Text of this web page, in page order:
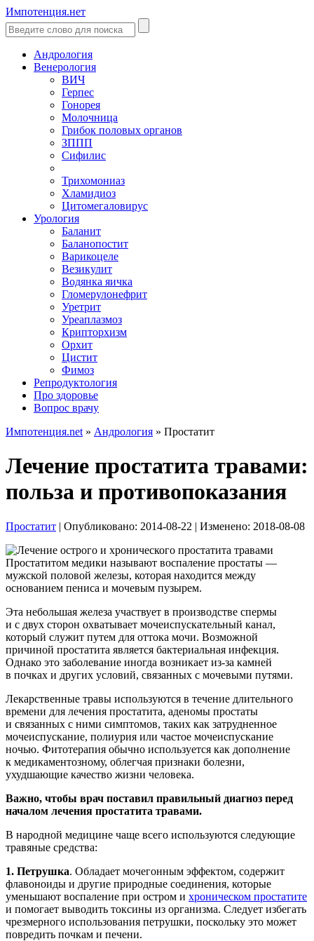
Импотенция.нет
Андрология
Венерология
ВИЧ
Герпес
Гонорея
Молочница
Грибок половых органов
ЗППП
Сифилис
Трихомониаз
Хламидиоз
Цитомегаловирус
Урология
Баланит
Баланопостит
Варикоцеле
Везикулит
Водянка яичка
Гломерулонефрит
Уретрит
Уреаплазмоз
Крипторхизм
Орхит
Цистит
Фимоз
Репродуктология
Про здоровье
Вопрос врачу
Импотенция.net » Андрология » Простатит
Лечение простатита травами:
польза и противопоказания
Простатит | Опубликовано: 2014-08-22 | Изменено: 2018-08-08
Простатитом медики называют воспаление простаты —
мужской половой железы, которая находится между
основанием пениса и мочевым пузырем.
Эта небольшая железа участвует в производстве спермы
и с двух сторон охватывает мочеиспускательный канал,
который служит путем для оттока мочи. Возможной
причиной простатита является бактериальная инфекция.
Однако это заболевание иногда возникает из-за камней
в почках и других условий, связанных с мочевыми путями.
Лекарственные травы используются в течение длительного
времени для лечения простатита, аденомы простаты
и связанных с ними симптомов, таких как затрудненное
мочеиспускание, полиурия или частое мочеиспускание
ночью. Фитотерапия обычно используется как дополнение
к медикаментозному, облегчая признаки болезни,
ухудшающие качество жизни человека.
Важно, чтобы врач поставил правильный диагноз перед
началом лечения простатита травами.
В народной медицине чаще всего используются следующие
травяные средства:
1. Петрушка. Обладает мочегонным эффектом, содержит
флавоноиды и другие природные соединения, которые
уменьшают воспаление при остром и хроническом простатите
и помогает выводить токсины из организма. Следует избегать
чрезмерного использования петрушки, поскольку это может
повредить почкам и печени.